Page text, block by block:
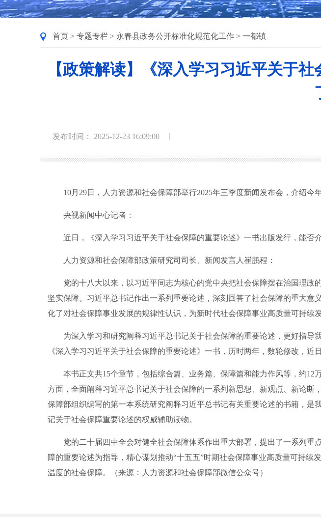
首页 > 专题专栏 > 永春县政务公开标准化规范化工作 > 一都镇
【政策解读】《深入学习习近平关于
发布时间： 2025-12-23 16:09:00
10月29日，人力资源和社会保障部举行2025年三季度新闻发布会，介绍今
央视新闻中心记者：
近日，《深入学习习近平关于社会保障的重要论述》一书出版发行，能否介
人力资源和社会保障部政策研究司司长、新闻发言人崔鹏程：
党的十八大以来，以习近平同志为核心的党中央把社会保障摆在治国理政
坚实保障。习近平总书记作出一系列重要论述，深刻回答了社会保障的重大
化了对社会保障事业发展的规律性认识，为新时代社会保障事业高质量可持续
为深入学习和研究阐释习近平总书记关于社会保障的重要论述，更好指导
《深入学习习近平关于社会保障的重要论述》一书，历时两年，数轮修改，近
本书正文共15个章节，包括综合篇、业务篇、保障篇和能力作风等，约12
方面，全面阐释习近平总书记关于社会保障的一系列新思想、新观点、新论
保障部组织编写的第一本系统研究阐释习近平总书记有关重要论述的书籍，
记关于社会保障重要论述的权威辅助读物。
党的二十届四中全会对健全社会保障体系作出重大部署，提出了一系列重
障的重要论述为指导，精心谋划推动“十五五”时期社会保障事业高质量可持
温度的社会保障。（来源：人力资源和社会保障部微信公众号）